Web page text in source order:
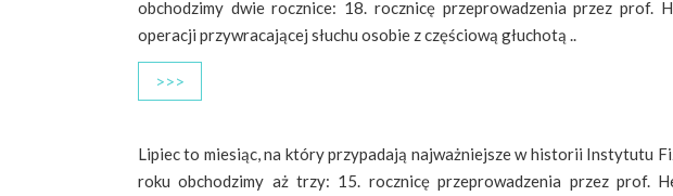
obchodzimy dwie rocznice: 18. rocznicę przeprowadzenia przez prof.
operacji przywracającej słuchu osobie z częściową głuchotą ..
>>>
Lipiec to miesiąc, na który przypadają najważniejsze w historii Instytutu
roku obchodzimy aż trzy: 15. rocznicę przeprowadzenia przez prof.